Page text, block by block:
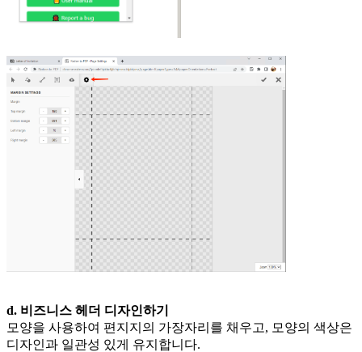
d. 비즈니스 헤더 디자인하기
모양을 사용하여 편지지의 가장자리를 채우고, 모양의 색상은
디자인과 일관성 있게 유지합니다.